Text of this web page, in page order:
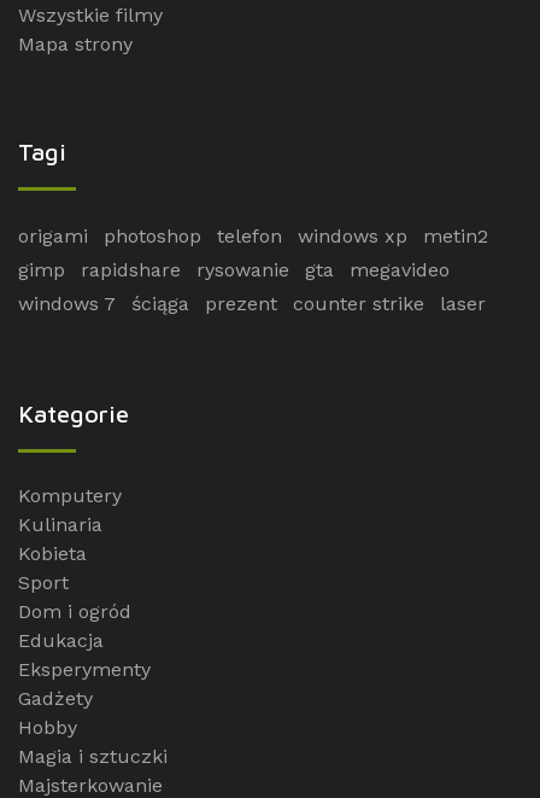
Wszystkie filmy
Mapa strony
Tagi
origami photoshop telefon windows xp
metin2
gimp
rapidshare rysowanie gta
megavideo
windows 7
ściąga prezent counter strike laser
Kategorie
Komputery
Kulinaria
Kobieta
Sport
Dom i ogród
Edukacja
Eksperymenty
Gadżety
Hobby
Magia i sztuczki
Majsterkowanie